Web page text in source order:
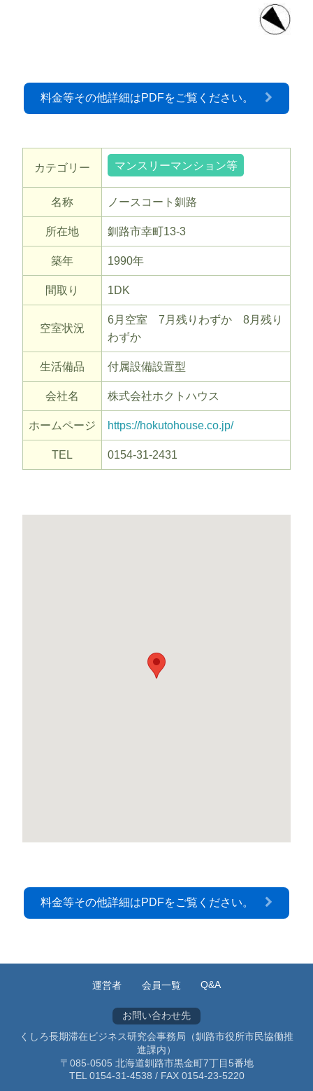
料金等その他詳細はPDFをご覧ください。
カテゴリー マンスリーマンション等
名称 ノースコート釧路
所在地 釧路市幸町13-3
築年 1990年
間取り 1DK
空室状況
6月空室 7月残りわずか 8月残り
わずか
生活備品 付属設備設置型
会社名 株式会社ホクトハウス
ホームページ https://hokutohouse.co.jp/
TEL 0154-31-2431
料金等その他詳細はPDFをご覧ください。
運営者 会員一覧 Q&A
お問い合わせ先
くしろ長期滞在ビジネス研究会事務局（釧路市役所市民協働推
進課内）
〒085-0505 北海道釧路市黒金町7丁目5番地
TEL 0154-31-4538 / FAX 0154-23-5220